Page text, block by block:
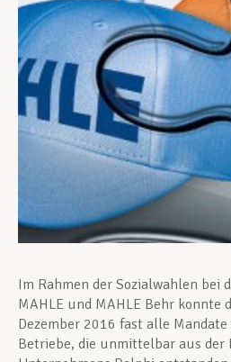
Berufliche
Mitglied werden
Im Rahmen der Sozialwahlen bei
MAHLE und MAHLE Behr konnte
Dezember 2016 fast alle Mandate
Betriebe, die unmittelbar aus